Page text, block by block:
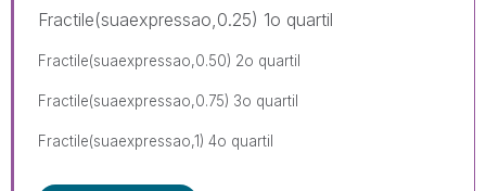
Fractile(suaexpressao,0.25) 1o quartil
Fractile(suaexpressao,0.50) 2o quartil
Fractile(suaexpressao,0.75) 3o quartil
Fractile(suaexpressao,1) 4o quartil